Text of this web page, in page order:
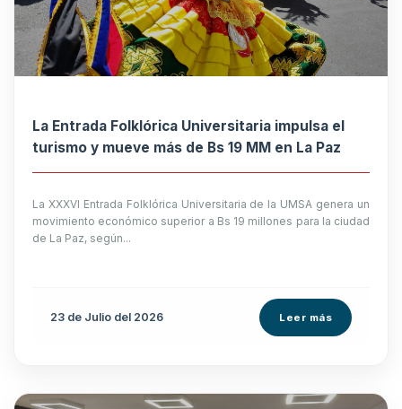
La Entrada Folklórica Universitaria impulsa el
turismo y mueve más de Bs 19 MM en La Paz
La XXXVI Entrada Folklórica Universitaria de la UMSA genera un
movimiento económico superior a Bs 19 millones para la ciudad
de La Paz, según...
23 de Julio del 2026 Leer más